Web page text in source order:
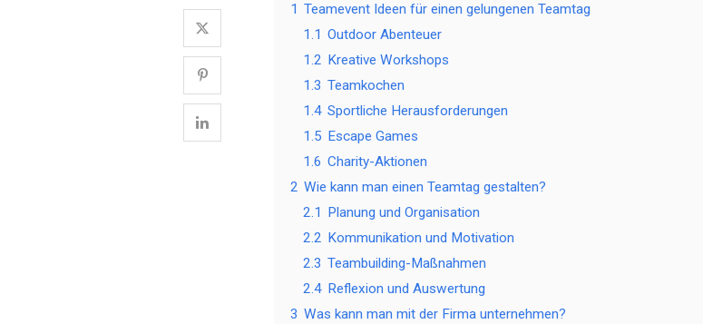
1 Teamevent Ideen für einen gelungenen Teamtag
1.1 Outdoor Abenteuer
1.2 Kreative Workshops
1.3 Teamkochen
1.4 Sportliche Herausforderungen
1.5 Escape Games
1.6 Charity-Aktionen
2 Wie kann man einen Teamtag gestalten?
2.1 Planung und Organisation
2.2 Kommunikation und Motivation
2.3 Teambuilding-Maßnahmen
2.4 Reflexion und Auswertung
3 Was kann man mit der Firma unternehmen?